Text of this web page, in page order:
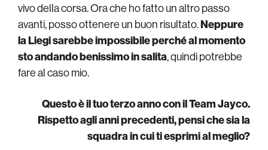
vivo della corsa. Ora che ho fatto un altro passo
avanti, posso ottenere un buon risultato.Neppure
la Liegi sarebbe impossibile perché al momento
sto andando benissimo in salita, quindi potrebbe
fare al caso mio.
Questo è il tuo terzo anno con il Team Jayco.
Rispetto agli anni precedenti, pensi che sia la
squadra in cui ti esprimi al meglio?